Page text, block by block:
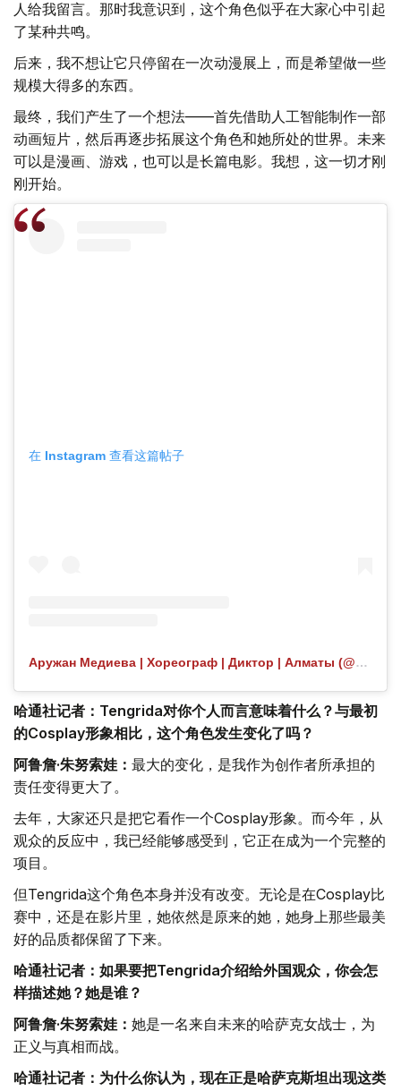
人给我留言。那时我意识到，这个角色似乎在大家心中引起
了某种共鸣。
后来，我不想让它只停留在一次动漫展上，而是希望做一些
规模大得多的东西。
最终，我们产生了一个想法——首先借助人工智能制作一部
动画短片，然后再逐步拓展这个角色和她所处的世界。未来
可以是漫画、游戏，也可以是长篇电影。我想，这一切才刚
刚开始。
在 Instagram 查看这篇帖子
Аружан Медиева | Хореограф | Диктор | Алматы (@aruvibezz) 分享的帖子
哈通社记者：Tengrida对你个人而言意味着什么？与最初
的Cosplay形象相比，这个角色发生变化了吗？
阿鲁詹·朱努索娃： 最大的变化，是我作为创作者所承担的
责任变得更大了。
去年，大家还只是把它看作一个Cosplay形象。而今年，从
观众的反应中，我已经能够感受到，它正在成为一个完整的
项目。
但Tengrida这个角色本身并没有改变。无论是在Cosplay比
赛中，还是在影片里，她依然是原来的她，她身上那些最美
好的品质都保留了下来。
哈通社记者：如果要把Tengrida介绍给外国观众，你会怎
样描述她？她是谁？
阿鲁詹·朱努索娃： 她是一名来自未来的哈萨克女战士，为
正义与真相而战。
哈通社记者：为什么你认为，现在正是哈萨克斯坦出现这类